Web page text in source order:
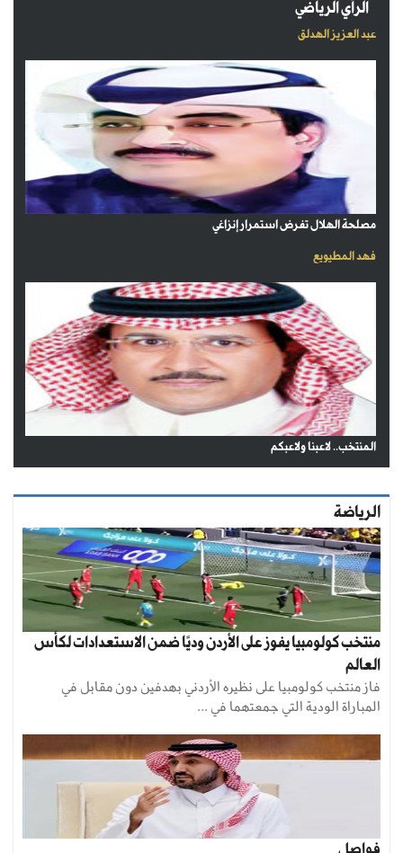
الرأي الرياضي
عبد العزيز الهدلق
مصلحة الهلال تفرض استمرار إنزاغي
فهد المطيويع
المنتخب.. لاعبنا ولاعبكم
الرياضة
منتخب كولومبيا يفوز على الأردن وديًا ضمن الاستعدادات لكأس
العالم
فاز منتخب كولومبيا على نظيره الأردني بهدفين دون مقابل في
المباراة الودية التي جمعتهما في ...
فواصل